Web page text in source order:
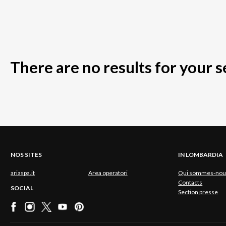
There are no results for your
NOS SITES
ariaspa.it Area operatori
SOCIAL
IN LOMBARDIA
Qui sommes-
Contacts
Section presse